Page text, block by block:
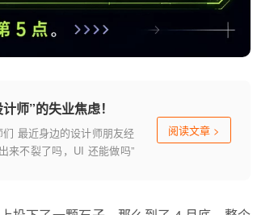
师”的失业焦虑！
最近身边的设计师朋友经
来不裂了吗，UI 还能做吗”
阅读文章 >